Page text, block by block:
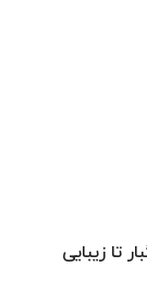
تا زیبایی